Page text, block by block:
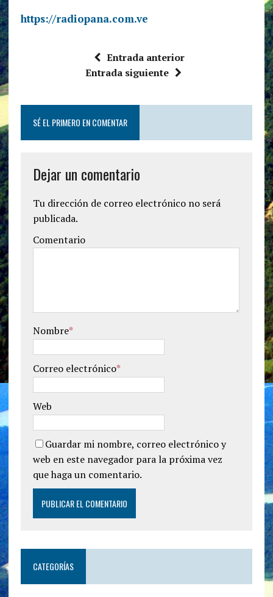
https://radiopana.com.ve
Entrada anterior
Entrada siguiente
SÉ EL PRIMERO EN COMENTAR
Dejar un comentario
Tu dirección de correo electrónico no será
publicada.
Comentario
Nombre*
Correo electrónico*
Web
Guardar mi nombre, correo electrónico y
web en este navegador para la próxima vez
que haga un comentario.
CATEGORÍAS